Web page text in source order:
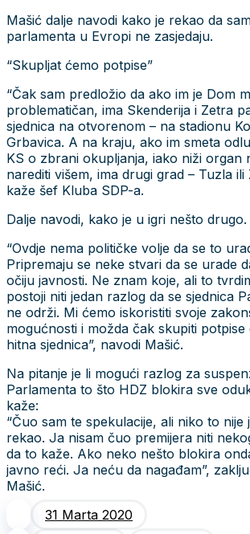
Mašić dalje navodi kako je rekao da
parlamenta u Evropi ne zasjedaju.
“Skupljat ćemo potpise”
“Čak sam predložio da ako im je Dom
problematičan, ima Skenderija i Zetra
sjednica na otvorenom – na stadionu
Grbavica. A na kraju, ako im smeta
KS o zbrani okupljanja, iako niži organ
narediti višem, ima drugi grad – Tuzla ili
kaže šef Kluba SDP-a.
Dalje navodi, kako je u igri nešto drugo.
“Ovdje nema političke volje da se to
Pripremaju se neke stvari da se urade
očiju javnosti. Ne znam koje, ali to
postoji niti jedan razlog da se sjednica
ne održi. Mi ćemo iskoristiti svoje
mogućnosti i možda čak skupiti potpise
hitna sjednica”, navodi Mašić.
Na pitanje je li mogući razlog za
Parlamenta to što HDZ blokira sve
kaže:
“Čuo sam te spekulacije, ali niko to nije
rekao. Ja nisam čuo premijera niti
da to kaže. Ako neko nešto blokira
javno reći. Ja neću da nagađam”,
Mašić.
31 Marta 2020